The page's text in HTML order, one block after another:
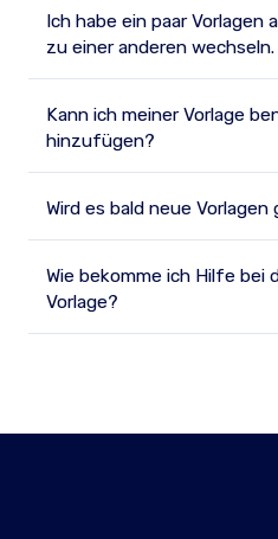
Ich habe ein paar
zu einer anderen wechseln.
Kann ich meiner Vorlage
hinzufügen?
Wird es bald neue Vorlagen
Wie bekomme ich Hilfe bei
Vorlage?